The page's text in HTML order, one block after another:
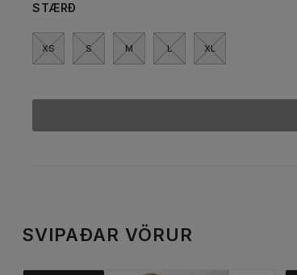
STÆRÐ
XS S M L XL
SVIPAÐAR VÖRUR